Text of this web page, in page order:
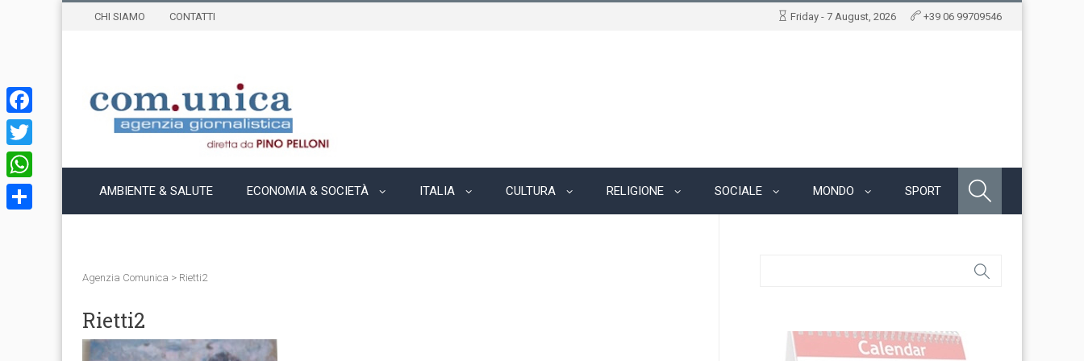
CHI SIAMO CONTATTI Friday - 7 August, 2026 +39 06 99709546
AMBIENTE & SALUTE ECONOMIA & SOCIETÀ ITALIA CULTURA RELIGIONE SOCIALE MONDO SPORT
Agenzia Comunica > Rietti2
Rietti2
Facebook
Twitter
WhatsApp